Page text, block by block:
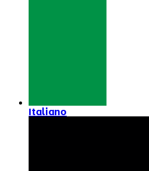
Italiano